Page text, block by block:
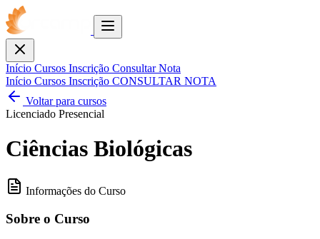
Toggle
Fechar
Início Cursos Inscrição Consultar Nota
Início Cursos Inscrição CONSULTAR NOTA
Voltar para cursos
Licenciado Presencial
Ciências Biológicas
Informações do Curso
Sobre o Curso